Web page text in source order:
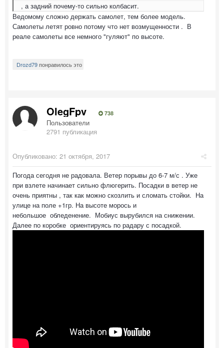
, а задний почему-то сильно колбасит.
Ведомому сложно держать самолет, тем более модель.
Самолеты летят ровно потому что нет возмущенности . В
реале самолеты все немного "гуляют" по высоте.
Drozd79понравилось это
OlegFpv 738
Пользователи
2791 публикация
Опубликовано: 21 октября, 2017
Погода сегодня не радовала. Ветер порывы до 6-7 м/с . Уже
при взлете начинает сильно флюгерить. Посадки в ветер не
очень приятны , так как можно скозлить и сломать стойки. На
улице на поле +1гр. На высоте морось и
небольшое обледенение. Мобиус вырубился на снижении.
Далее по коробке ориентируясь по радару с посадкой.